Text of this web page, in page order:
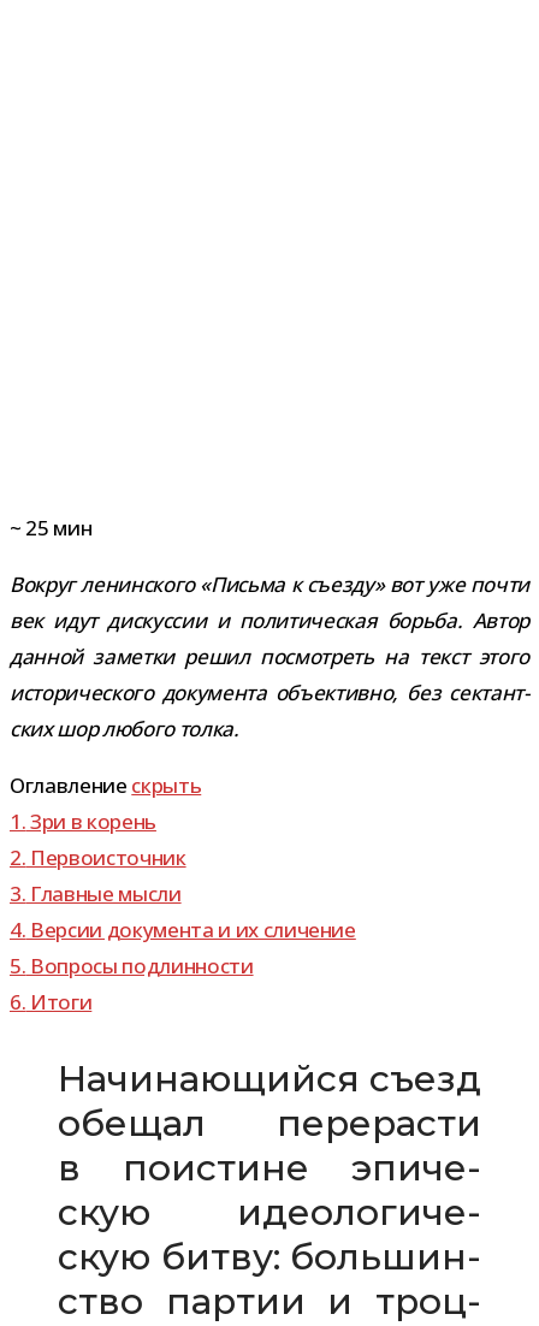
~ 25 мин
Вокруг ленин­ского «Письма к съезду» вот уже почти
век идут дис­кус­сии и поли­ти­че­ская борьба. Автор
дан­ной заметки решил посмот­реть на текст этого
исто­ри­че­ского доку­мента объ­ек­тивно, без сек­тант­
ских шор любого толка.
Оглавление скрыть
1.Зри в корень
2. Первоисточник
3. Главные мысли
4. Версии доку­мента и их сличение
5. Вопросы под­лин­но­сти
6. Итоги
Начинающийся съезд
обе­щал пере­ра­сти
в поис­тине эпи­че­
скую идео­ло­ги­че­
скую битву: боль­шин­
ство пар­тии и троц­